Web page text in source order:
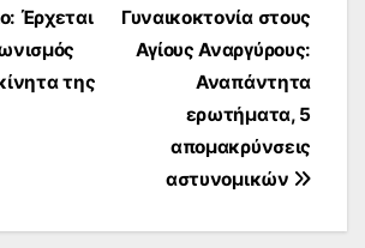
Γυναικοκτονία στους
Αγίους Αναργύρους:
Αναπάντητα
ερωτήματα, 5
απομακρύνσεις
αστυνομικών
Έρχεται
της